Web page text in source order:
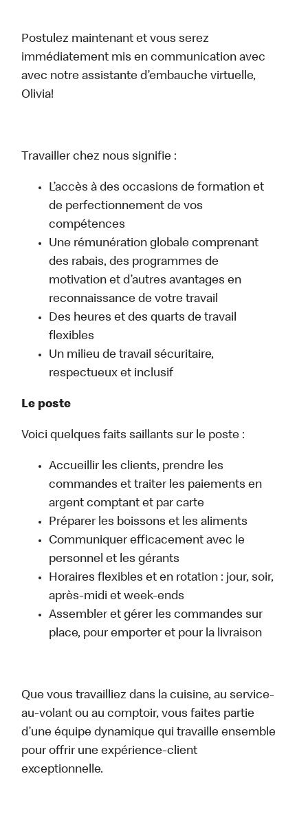
Postulez maintenant et vous serez
immédiatement mis en communication avec
avec notre assistante d’embauche virtuelle,
Olivia!
Travailler chez nous signifie :
L’accès à des occasions de formation et
de perfectionnement de vos
compétences
Une rémunération globale comprenant
des rabais, des programmes de
motivation et d’autres avantages en
reconnaissance de votre travail
Des heures et des quarts de travail
flexibles
Un milieu de travail sécuritaire,
respectueux et inclusif
Le poste
Voici quelques faits saillants sur le poste :
Accueillir les clients, prendre les
commandes et traiter les paiements en
argent comptant et par carte
Préparer les boissons et les aliments
Communiquer efficacement avec le
personnel et les gérants
Horaires flexibles et en rotation : jour, soir,
après-midi et week-ends
Assembler et gérer les commandes sur
place, pour emporter et pour la livraison
Que vous travailliez dans la cuisine, au service-
au-volant ou au comptoir, vous faites partie
d’une équipe dynamique qui travaille ensemble
pour offrir une expérience-client
exceptionnelle.